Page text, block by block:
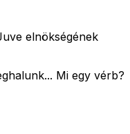
elnökségének
Mi egy vérb?